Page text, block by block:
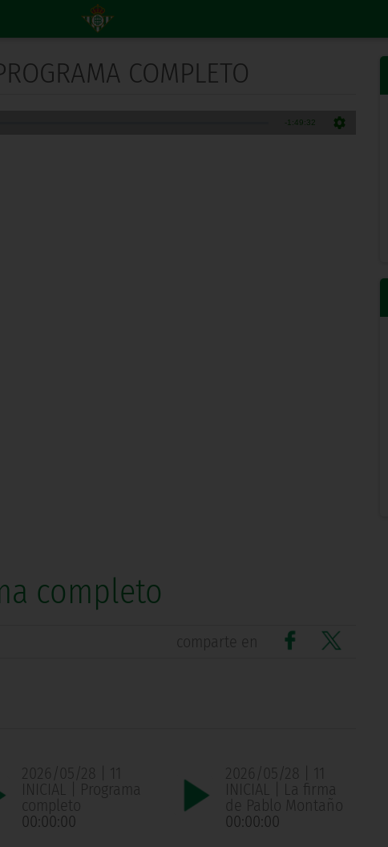
COMPLETO
completo
comparte en
2026/05/28 | 11
INICIAL | Programa
completo
00:00:00
2026/05/28 | 11
INICIAL | La firma
de Pablo Montaño
00:00:00